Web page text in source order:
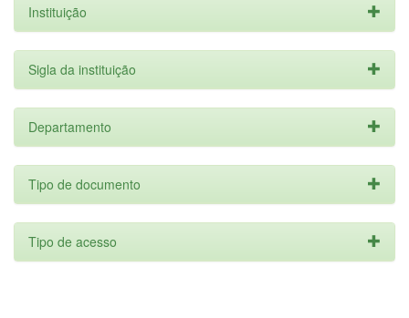
Instituição
Sigla da instituição
Departamento
Tipo de documento
Tipo de acesso